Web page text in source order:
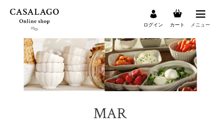
ログイン カート メニュー
MAR
検索